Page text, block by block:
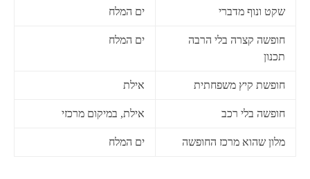
שקט ונוף מדברי ים המלח
חופשה קצרה בלי הרבה
תכנון
ים המלח
חופשת קיץ משפחתית אילת
חופשה בלי רכב אילת, במיקום מרכזי
מלון שהוא מרכז החופשה ים המלח